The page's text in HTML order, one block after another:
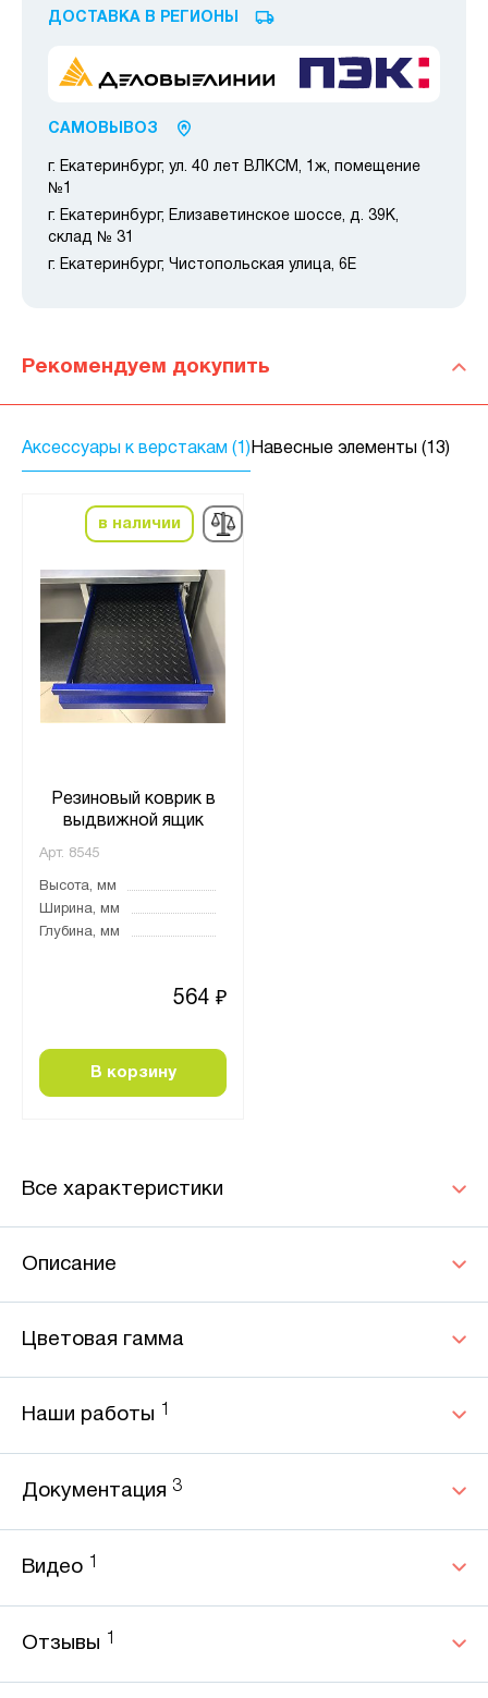
ДОСТАВКА В РЕГИОНЫ
САМОВЫВОЗ
г. Екатеринбург, ул. 40 лет ВЛКСМ, 1ж, помещение
№1
г. Екатеринбург, Елизаветинское шоссе, д. 39К,
склад № 31
г. Екатеринбург, Чистопольская улица, 6Е
Рекомендуем докупить
Аксессуары к верстакам (1) Навесные элементы (13)
в наличии
Резиновый коврик в
выдвижной ящик
Арт. 8545
Высота, мм
Ширина, мм
Глубина, мм
564 ₽
В корзину
Все характеристики
Описание
Цветовая гамма
Наши работы 1
Документация 3
Видео 1
Отзывы 1